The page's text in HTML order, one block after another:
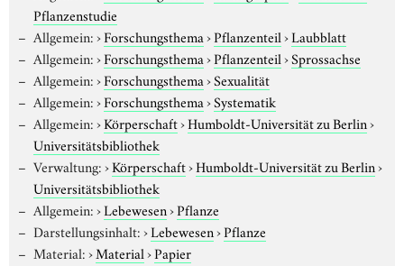
Pflanzenstudie
Allgemein:›Forschungsthema›Pflanzenteil›Laubblatt
Allgemein:›Forschungsthema›Pflanzenteil›Sprossachse
Allgemein:›Forschungsthema›Sexualität
Allgemein:›Forschungsthema›Systematik
Allgemein:›Körperschaft›Humboldt-Universität zu Berlin›
Universitätsbibliothek
Verwaltung:›Körperschaft›Humboldt-Universität zu Berlin›
Universitätsbibliothek
Allgemein:›Lebewesen›Pflanze
Darstellungsinhalt:›Lebewesen›Pflanze
Material:›Material›Papier